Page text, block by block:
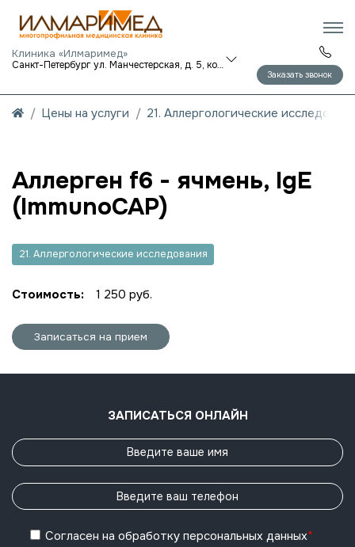
Клиника «Илмаримед»
Санкт-Петербург ул. Манчестерская, д. 5, корп. 1
Заказать звонок
Цены на услуги 21. Аллергологические
Аллерген f6 - ячмень, IgE
(ImmunoCAP)
21. Аллергологические исследования
Стоимость: 1 250 руб.
Записаться на прием
ЗАПИСАТЬСЯ ОНЛАЙН
Согласен на обработку персональных данных*